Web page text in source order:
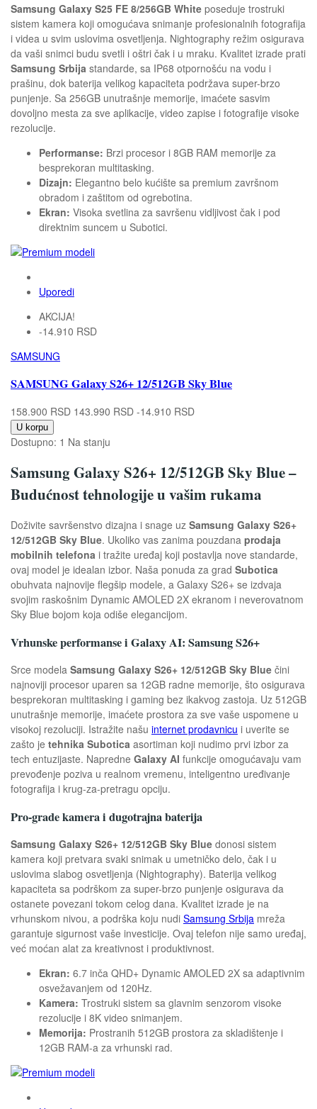
Samsung Galaxy S25 FE 8/256GB White poseduje trostruki
sistem kamera koji omogućava snimanje profesionalnih fotografija
i videa u svim uslovima osvetljenja. Nightography režim osigurava
da vaši snimci budu svetli i oštri čak i u mraku. Kvalitet izrade prati
Samsung Srbija standarde, sa IP68 otpornošću na vodu i
prašinu, dok baterija velikog kapaciteta podržava super-brzo
punjenje. Sa 256GB unutrašnje memorije, imaćete sasvim
dovoljno mesta za sve aplikacije, video zapise i fotografije visoke
rezolucije.
Performanse: Brzi procesor i 8GB RAM memorije za
besprekoran multitasking.
Dizajn: Elegantno belo kućište sa premium završnom
obradom i zaštitom od ogrebotina.
Ekran: Visoka svetlina za savršenu vidljivost čak i pod
direktnim suncem u Subotici.
Uporedi
AKCIJA!
-14.910 RSD
SAMSUNG
SAMSUNG Galaxy S26+ 12/512GB Sky Blue
158.900 RSD 143.990 RSD -14.910 RSD
U korpu
Dostupno: 1 Na stanju
Samsung Galaxy S26+ 12/512GB Sky Blue –
Budućnost tehnologije u vašim rukama
Doživite savršenstvo dizajna i snage uz Samsung Galaxy S26+
12/512GB Sky Blue. Ukoliko vas zanima pouzdana prodaja
mobilnih telefona i tražite uređaj koji postavlja nove standarde,
ovaj model je idealan izbor. Naša ponuda za grad Subotica
obuhvata najnovije flegšip modele, a Galaxy S26+ se izdvaja
svojim raskošnim Dynamic AMOLED 2X ekranom i neverovatnom
Sky Blue bojom koja odiše elegancijom.
Vrhunske performanse i Galaxy AI: Samsung S26+
Srce modela Samsung Galaxy S26+ 12/512GB Sky Blue čini
najnoviji procesor uparen sa 12GB radne memorije, što osigurava
besprekoran multitasking i gaming bez ikakvog zastoja. Uz 512GB
unutrašnje memorije, imaćete prostora za sve vaše uspomene u
visokoj rezoluciji. Istražite našu internet prodavnicu i uverite se
zašto je tehnika Subotica asortiman koji nudimo prvi izbor za
tech entuzijaste. Napredne Galaxy AI funkcije omogućavaju vam
prevođenje poziva u realnom vremenu, inteligentno uređivanje
fotografija i krug-za-pretragu opciju.
Pro-grade kamera i dugotrajna baterija
Samsung Galaxy S26+ 12/512GB Sky Blue donosi sistem
kamera koji pretvara svaki snimak u umetničko delo, čak i u
uslovima slabog osvetljenja (Nightography). Baterija velikog
kapaciteta sa podrškom za super-brzo punjenje osigurava da
ostanete povezani tokom celog dana. Kvalitet izrade je na
vrhunskom nivou, a podrška koju nudi Samsung Srbija mreža
garantuje sigurnost vaše investicije. Ovaj telefon nije samo uređaj,
već moćan alat za kreativnost i produktivnost.
Ekran: 6.7 inča QHD+ Dynamic AMOLED 2X sa adaptivnim
osvežavanjem od 120Hz.
Kamera: Trostruki sistem sa glavnim senzorom visoke
rezolucije i 8K video snimanjem.
Memorija: Prostranih 512GB prostora za skladištenje i
12GB RAM-a za vrhunski rad.